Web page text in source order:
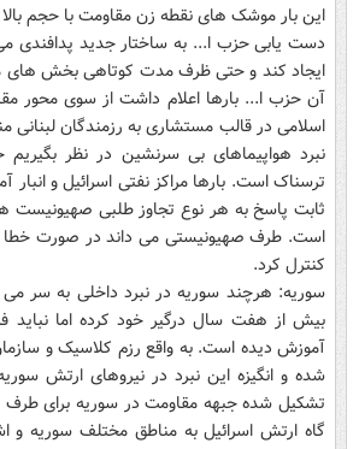
این بار موشک های نقطه زن مقاومت با حجم
دست یابی حزب ا... به ساختار جدید پدافندی
ایجاد کند و حتی ظرف مدت کوتاهی بخش های
آن حزب ا... بارها اعلام داشت از سوی محور
اسلامی در قالب مستشاری به رزمندگان
نبرد هواپیماهای بی سرنشین در نظر
ترسناک است. بارها مراکز نفتی اسرائیل و
ثابت پاسخ به هر نوع تجاوز طلبی صهیونیست
کنترل کرد.
سوریه: هرچند سوریه در نبرد داخلی به سر
بیش از هفت سال درگیر خود کرده اما نباید
آموزش دیده است. به واقع رزم کلاسیک و
شده و انگیزه این نبرد در نیروهای ارتش
تشکیل شده جبهه مقاومت در سوریه برای
گاه ارتش اسرائیل به مناطق مختلف سوریه و